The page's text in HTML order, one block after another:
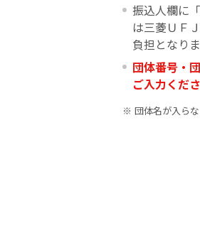
振込人欄に
は三菱ＵＦ
負担となりま
団体番号・
ご入力くださ
団体名が入ら